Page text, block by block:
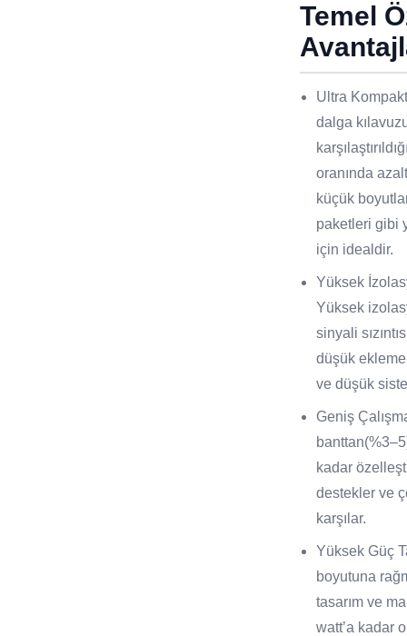
Temel
Ultra
dalga
oranında
küçük
paketleri gibi
için idealdir.
Yüksek
Yüksek
sinyali
düşük
ve düşük
Geniş
kadar
destekler ve
karşılar.
Yüksek Güç
boyutuna
tasarım ve
watt’a kadar